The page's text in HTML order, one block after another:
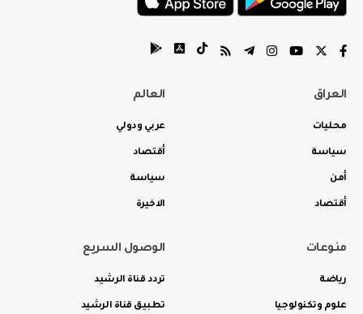
العراق
محليات
سياسة
أمن
أقتصاد
العالم
عربي ودولي
أقتصاد
سياسة
الاخيرة
منوعات
رياضة
علوم وتكنولوجيا
الوصول السريع
تردد قناة الرشيد
تطبيق قناة الرشيد